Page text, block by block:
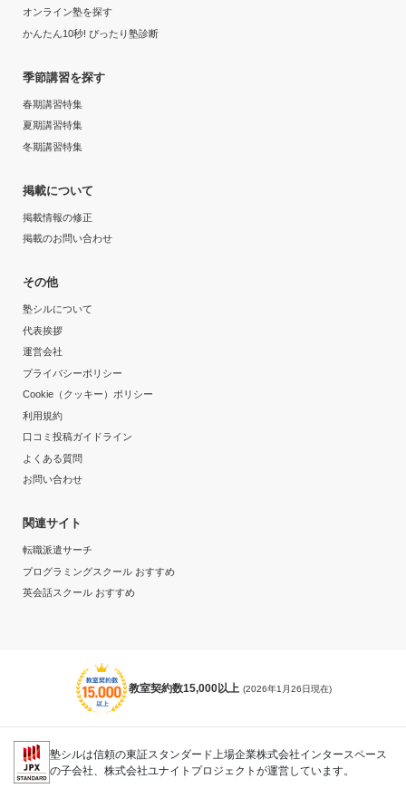
オンライン塾を探す
かんたん10秒! ぴったり塾診断
季節講習を探す
春期講習特集
夏期講習特集
冬期講習特集
掲載について
掲載情報の修正
掲載のお問い合わせ
その他
塾シルについて
代表挨拶
運営会社
プライバシーポリシー
Cookie（クッキー）ポリシー
利用規約
口コミ投稿ガイドライン
よくある質問
お問い合わせ
関連サイト
転職派遣サーチ
プログラミングスクール おすすめ
英会話スクール おすすめ
教室契約数15,000以上 (2026年1月26日現在)
塾シルは信頼の東証スタンダード上場企業株式会社インタースペース
の子会社、株式会社ユナイトプロジェクトが運営しています。